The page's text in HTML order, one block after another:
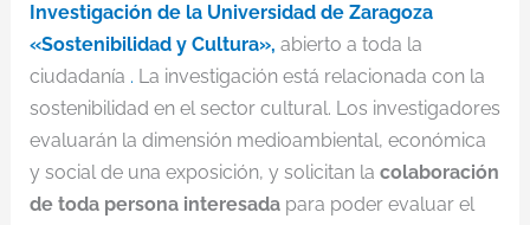
Investigación de la Universidad de Zaragoza
«Sostenibilidad y Cultura», abierto a toda la
ciudadanía . La investigación está relacionada con la
sostenibilidad en el sector cultural. Los investigadores
evaluarán la dimensión medioambiental, económica
y social de una exposición, y solicitan la colaboración
de toda persona interesadapara poder evaluar el